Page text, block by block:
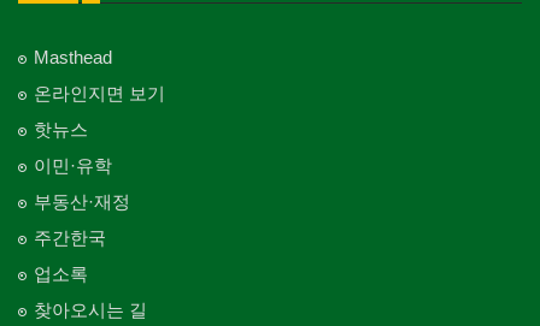
Masthead
온라인지면 보기
핫뉴스
이민·유학
부동산·재정
주간한국
업소록
찾아오시는 길